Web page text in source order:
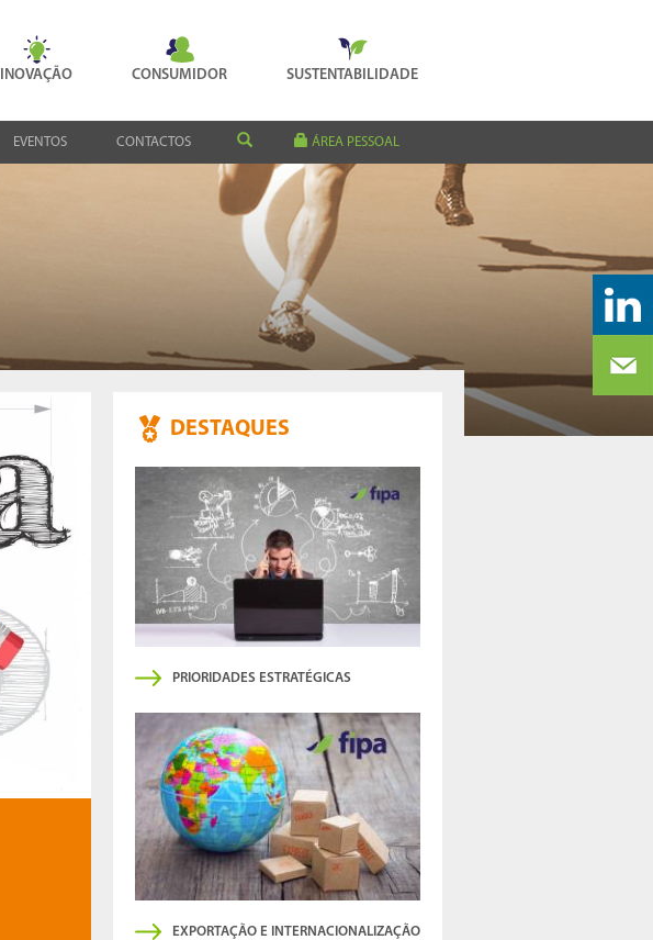
INOVAÇÃO CONSUMIDOR SUSTENTABILIDADE
EVENTOS CONTACTOS ÁREA PESSOAL
DESTAQUES
PRIORIDADES ESTRATÉGICAS
EXPORTAÇÃO E INTERNACIONALIZAÇÃO